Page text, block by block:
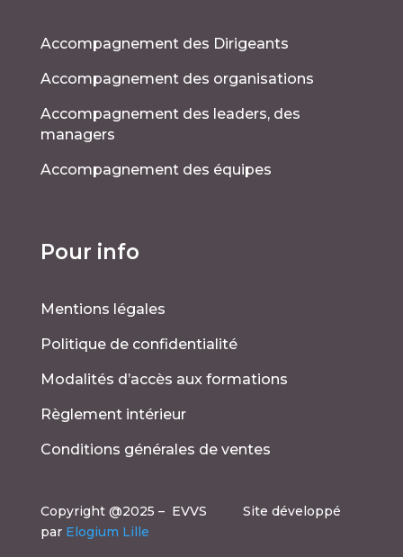
Accompagnement des Dirigeants
Accompagnement des organisations
Accompagnement des leaders, des
managers
Accompagnement des équipes
Pour info
Mentions légales
Politique de confidentialité
Modalités d’accès aux formations
Règlement intérieur
Conditions générales de ventes
Copyright @2025 – EVVS Site développé
par Elogium Lille